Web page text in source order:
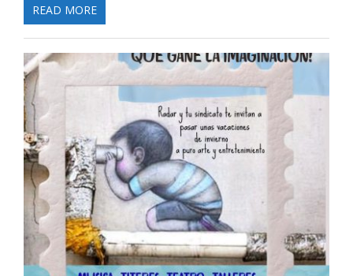
READ MORE